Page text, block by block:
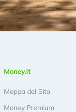
Money.it
Mappa del Sito
Money Premium